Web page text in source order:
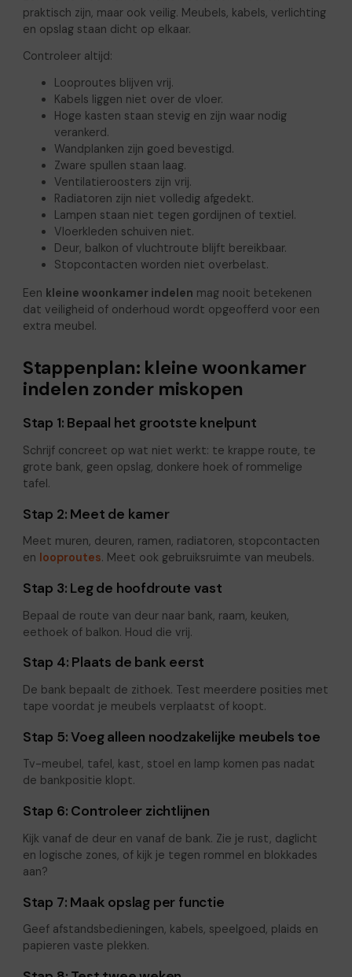
praktisch zijn, maar ook veilig. Meubels, kabels, verlichting
en opslag staan dicht op elkaar.
Controleer altijd:
Looproutes blijven vrij.
Kabels liggen niet over de vloer.
Hoge kasten staan stevig en zijn waar nodig
verankerd.
Wandplanken zijn goed bevestigd.
Zware spullen staan laag.
Ventilatieroosters zijn vrij.
Radiatoren zijn niet volledig afgedekt.
Lampen staan niet tegen gordijnen of textiel.
Vloerkleden schuiven niet.
Deur, balkon of vluchtroute blijft bereikbaar.
Stopcontacten worden niet overbelast.
Een kleine woonkamer indelen mag nooit betekenen
dat veiligheid of onderhoud wordt opgeofferd voor een
extra meubel.
Stappenplan: kleine woonkamer
indelen zonder miskopen
Stap 1: Bepaal het grootste knelpunt
Schrijf concreet op wat niet werkt: te krappe route, te
grote bank, geen opslag, donkere hoek of rommelige
tafel.
Stap 2: Meet de kamer
Meet muren, deuren, ramen, radiatoren, stopcontacten
en looproutes. Meet ook gebruiksruimte van meubels.
Stap 3: Leg de hoofdroute vast
Bepaal de route van deur naar bank, raam, keuken,
eethoek of balkon. Houd die vrij.
Stap 4: Plaats de bank eerst
De bank bepaalt de zithoek. Test meerdere posities met
tape voordat je meubels verplaatst of koopt.
Stap 5: Voeg alleen noodzakelijke meubels toe
Tv-meubel, tafel, kast, stoel en lamp komen pas nadat
de bankpositie klopt.
Stap 6: Controleer zichtlijnen
Kijk vanaf de deur en vanaf de bank. Zie je rust, daglicht
en logische zones, of kijk je tegen rommel en blokkades
aan?
Stap 7: Maak opslag per functie
Geef afstandsbedieningen, kabels, speelgoed, plaids en
papieren vaste plekken.